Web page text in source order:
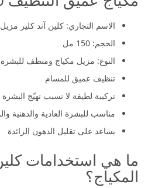
الاسم التجاري: كلين آند كلير
الحجم: 150 مل
النوع: مزيل مكياج ومنظف للبشرة
تنظيف عميق للمسام
تركيبة لطيفة لا تسبب تهيّج البشرة
مناسب للبشرة العادية والدهنية
يساعد على تقليل الدهون الزائدة
ما هي استخدامات
المكياج؟